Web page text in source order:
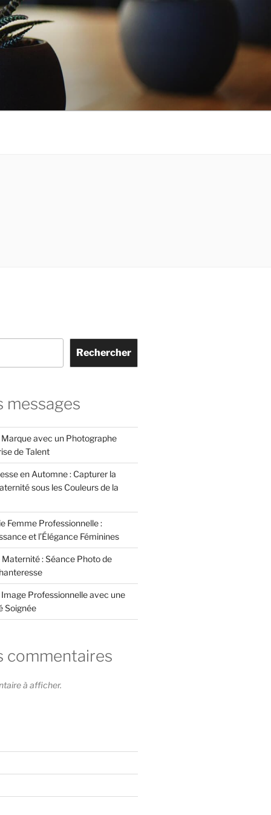
Rechercher
messages
avec un Photographe
de Talent
en Automne : Capturer la
sous les Couleurs de la
Femme Professionnelle :
et l’Élégance Féminines
: Séance Photo de
Professionnelle avec une
Soignée
commentaires
à afficher.